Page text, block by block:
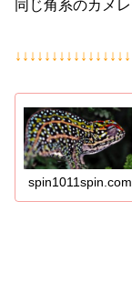
同じ角系のカメ
spin1011spin.com